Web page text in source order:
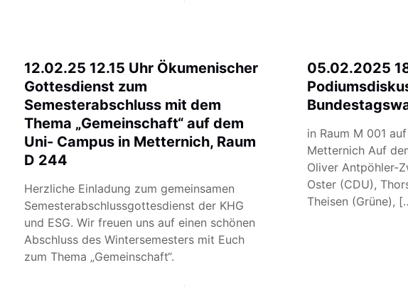
12.02.25 12.15 Uhr Ökumenischer
Gottesdienst zum
Semesterabschluss mit dem
Thema „Gemeinschaft“ auf dem
Uni- Campus in Metternich, Raum
D 244
Herzliche Einladung zum gemeinsamen
Semesterabschlussgottesdienst der KHG
und ESG. Wir freuen uns auf einen schönen
Abschluss des Wintersemesters mit Euch
zum Thema „Gemeinschaft“.
05.02.2025
in Raum M 001
Metternich Auf
Oliver Antpöhler-
Oster (CDU),
Theisen (Grüne),